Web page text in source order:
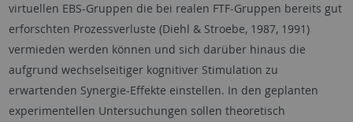
virtuellen EBS-Gruppen die bei realen FTF-Gruppen bereits gut
erforschten Prozessverluste (Diehl & Stroebe, 1987, 1991)
vermieden werden können und sich darüber hinaus die
aufgrund wechselseitiger kognitiver Stimulation zu
erwartenden Synergie-Effekte einstellen. In den geplanten
experimentellen Untersuchungen sollen theoretisch